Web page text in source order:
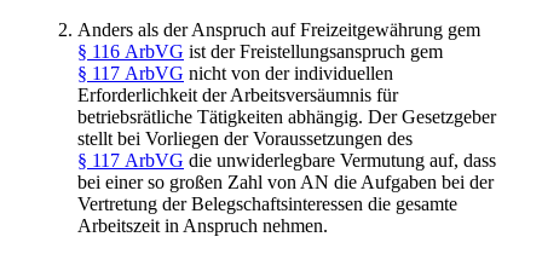
Anders als der Anspruch auf Freizeitgewährung gem
§ 116 ArbVG ist der Freistellungsanspruch gem
§ 117 ArbVG nicht von der individuellen
Erforderlichkeit der Arbeitsversäumnis für
betriebsrätliche Tätigkeiten abhängig. Der Gesetzgeber
stellt bei Vorliegen der Voraussetzungen des
§ 117 ArbVG die unwiderlegbare Vermutung auf, dass
bei einer so großen Zahl von AN die Aufgaben bei der
Vertretung der Belegschaftsinteressen die gesamte
Arbeitszeit in Anspruch nehmen.